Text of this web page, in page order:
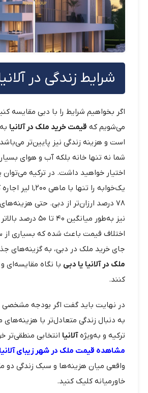
شرایط زندگی در
اگر بخواهیم شرایط را با دبی مقایسه
می‌شویم که قیمت خرید ملک در آلانیا
است و هزینه زندگی نیز پایین‌تر
شما نه تنها خانه بلکه آب و هوای بسیار
اختیار خواهید داشت. در ترکیه می‌توان
یک‌خوابه را تنها با
۷۸ درصد ارزان‌تر از دبی. حتی
نیز به‌طور میانگین
اختلاف قیمت باعث شده که بسیاری از
جای خرید ملک در دبی، به گزینه‌های
ملک در آلانیا یا دبی با نگاه مقایسه‌ای و
کنند.
در نهایت باید گفت اگر بودجه مشخصی
به دنبال زندگی متعادل‌تر با
ترکیه و به‌ویژهآلانیا انتخابی منطقی‌تر
مشاهده قیمت ملک در شهر زیبای آلانیا
واقعی میان هزینه‌ها و سبک زندگی دو
خاورمیانه کلیک کنید.